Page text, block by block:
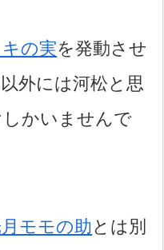
キの実を発動させ
外には河松と思
かいませんで
モモの助とは別